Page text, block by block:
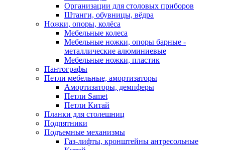
Организации для столовых приборов
Штанги, обувницы, вёдра
Ножки, опоры, колёса
Мебельные колеса
Мебельные ножки, опоры барные -
металлические алюминиевые
Мебельные ножки, пластик
Пантографы
Петли мебельные, амортизаторы
Амортизаторы, демпферы
Петли Samet
Петли Китай
Планки для столешниц
Подпятники
Подъемные механизмы
Газ-лифты, кронштейны антресольные